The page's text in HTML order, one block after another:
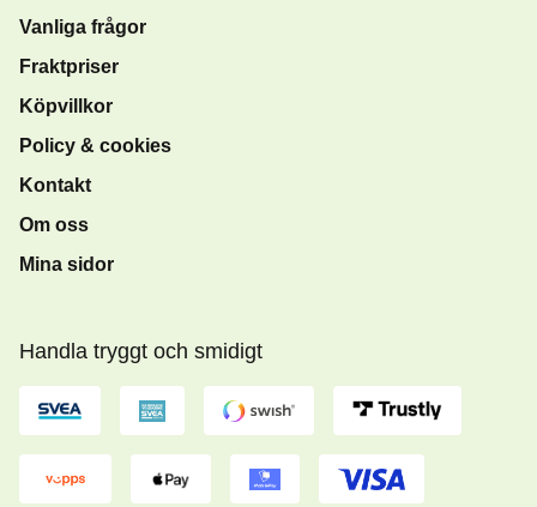
Vanliga frågor
Fraktpriser
Köpvillkor
Policy & cookies
Kontakt
Om oss
Mina sidor
Handla tryggt och smidigt